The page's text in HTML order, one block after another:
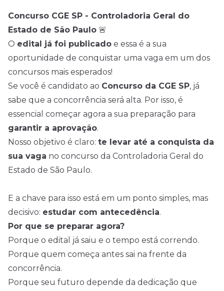
Concurso CGE SP - Controladoria Geral do
Estado de São Paulo 🚨
O edital já foi publicado e essa é a sua
oportunidade de conquistar uma vaga em um dos
concursos mais esperados!
Se você é candidato ao Concurso da CGE SP, já
sabe que a concorrência será alta. Por isso, é
essencial começar agora a sua preparação para
garantir a aprovação.
Nosso objetivo é claro: te levar até a conquista da
sua vaga no concurso da Controladoria Geral do
Estado de São Paulo.
E a chave para isso está em um ponto simples, mas
decisivo: estudar com antecedência.
Por que se preparar agora?
Porque o edital já saiu e o tempo está correndo.
Porque quem começa antes sai na frente da
concorrência.
Porque seu futuro depende da dedicação que